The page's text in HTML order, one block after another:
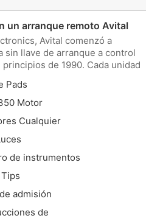
un arranque remoto Avital
Avital comenzó a
sin llave de arranque a control
de 1990. Cada unidad
un año bajo
Pads
Motor
Cualquier
de instrumentos
nave espacial
admisión
de